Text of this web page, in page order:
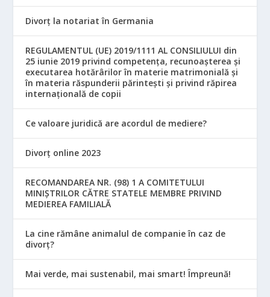
Divorț la notariat în Germania
REGULAMENTUL (UE) 2019/1111 AL CONSILIULUI din
25 iunie 2019 privind competența, recunoașterea și
executarea hotărârilor în materie matrimonială și
în materia răspunderii părintești și privind răpirea
internațională de copii
Ce valoare juridică are acordul de mediere?
Divorț online 2023
RECOMANDAREA NR. (98) 1 A COMITETULUI
MINIŞTRILOR CĂTRE STATELE MEMBRE PRIVIND
MEDIEREA FAMILIALĂ
La cine rămâne animalul de companie în caz de
divorț?
Mai verde, mai sustenabil, mai smart! Împreună!